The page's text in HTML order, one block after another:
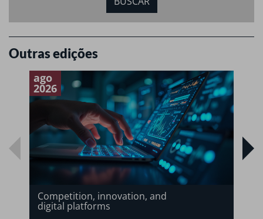
Outras edições
ago
2026
Competition, innovation, and
digital platforms